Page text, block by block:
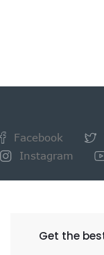
Facebook
Instagram
Get the